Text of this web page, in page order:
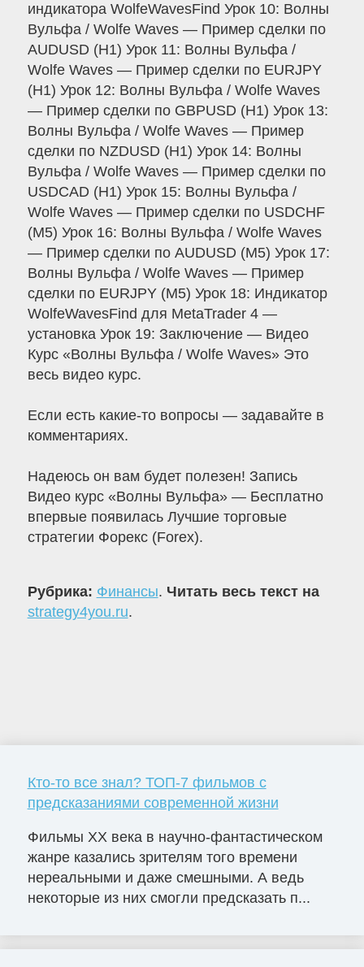
индикатора WolfeWavesFind Урок 10: Волны
Вульфа / Wolfe Waves — Пример сделки по
AUDUSD (H1) Урок 11: Волны Вульфа /
Wolfe Waves — Пример сделки по EURJPY
(H1) Урок 12: Волны Вульфа / Wolfe Waves
— Пример сделки по GBPUSD (H1) Урок 13:
Волны Вульфа / Wolfe Waves — Пример
сделки по NZDUSD (H1) Урок 14: Волны
Вульфа / Wolfe Waves — Пример сделки по
USDCAD (H1) Урок 15: Волны Вульфа /
Wolfe Waves — Пример сделки по USDCHF
(M5) Урок 16: Волны Вульфа / Wolfe Waves
— Пример сделки по AUDUSD (M5) Урок 17:
Волны Вульфа / Wolfe Waves — Пример
сделки по EURJPY (M5) Урок 18: Индикатор
WolfeWavesFind для MetaTrader 4 —
установка Урок 19: Заключение — Видео
Курс «Волны Вульфа / Wolfe Waves» Это
весь видео курс.
Если есть какие-то вопросы — задавайте в
комментариях.
Надеюсь он вам будет полезен! Запись
Видео курс «Волны Вульфа» — Бесплатно
впервые появилась Лучшие торговые
стратегии Форекс (Forex).
Рубрика: Финансы. Читать весь текст на
strategy4you.ru.
Кто-то все знал? ТОП-7 фильмов с
предсказаниями современной жизни
Фильмы ХХ века в научно-фантастическом
жанре казались зрителям того времени
нереальными и даже смешными. А ведь
некоторые из них смогли предсказать п...